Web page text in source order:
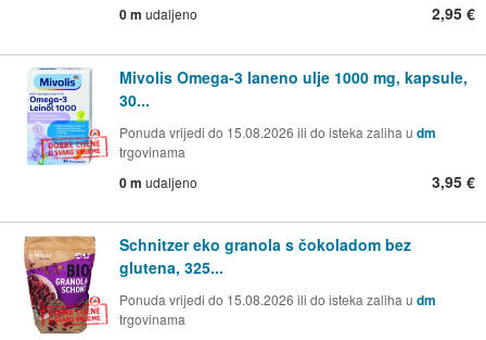
0 m udaljeno 2,95 €
Mivolis Omega-3 laneno ulje 1000 mg, kapsule,
30...
Ponuda vrijedi do 15.08.2026 ili do isteka zaliha u dm
trgovinama
0 m udaljeno 3,95 €
Schnitzer eko granola s čokoladom bez
glutena, 325...
Ponuda vrijedi do 15.08.2026 ili do isteka zaliha u dm
trgovinama